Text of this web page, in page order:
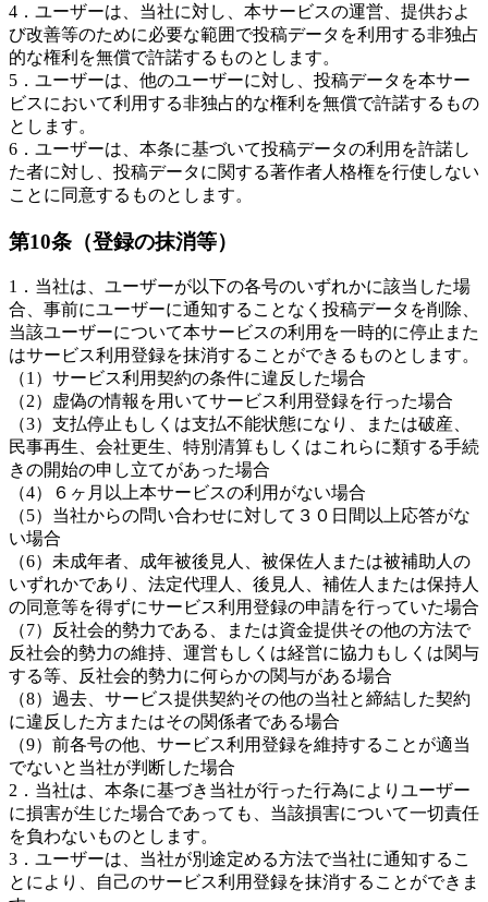
4．ユーザーは、当社に対し、本サービスの運営、提供およ
び改善等のために必要な範囲で投稿データを利用する非独占
的な権利を無償で許諾するものとします。
5．ユーザーは、他のユーザーに対し、投稿データを本サー
ビスにおいて利用する非独占的な権利を無償で許諾するもの
とします。
6．ユーザーは、本条に基づいて投稿データの利用を許諾し
た者に対し、投稿データに関する著作者人格権を行使しない
ことに同意するものとします。
第10条（登録の抹消等）
1．当社は、ユーザーが以下の各号のいずれかに該当した場
合、事前にユーザーに通知することなく投稿データを削除、
当該ユーザーについて本サービスの利用を一時的に停止また
はサービス利用登録を抹消することができるものとします。
（1）サービス利用契約の条件に違反した場合
（2）虚偽の情報を用いてサービス利用登録を行った場合
（3）支払停止もしくは支払不能状態になり、または破産、
民事再生、会社更生、特別清算もしくはこれらに類する手続
きの開始の申し立てがあった場合
（4）６ヶ月以上本サービスの利用がない場合
（5）当社からの問い合わせに対して３０日間以上応答がな
い場合
（6）未成年者、成年被後見人、被保佐人または被補助人の
いずれかであり、法定代理人、後見人、補佐人または保持人
の同意等を得ずにサービス利用登録の申請を行っていた場合
（7）反社会的勢力である、または資金提供その他の方法で
反社会的勢力の維持、運営もしくは経営に協力もしくは関与
する等、反社会的勢力に何らかの関与がある場合
（8）過去、サービス提供契約その他の当社と締結した契約
に違反した方またはその関係者である場合
（9）前各号の他、サービス利用登録を維持することが適当
でないと当社が判断した場合
2．当社は、本条に基づき当社が行った行為によりユーザー
に損害が生じた場合であっても、当該損害について一切責任
を負わないものとします。
3．ユーザーは、当社が別途定める方法で当社に通知するこ
とにより、自己のサービス利用登録を抹消することができま